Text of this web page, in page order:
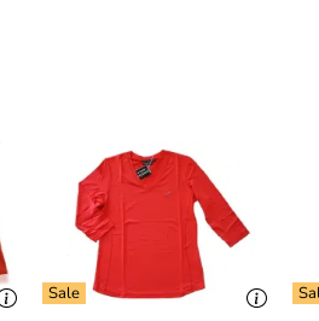
geringer Temperatur , keine
Women Sports Oberteilen
Auswahl im Canyon Women